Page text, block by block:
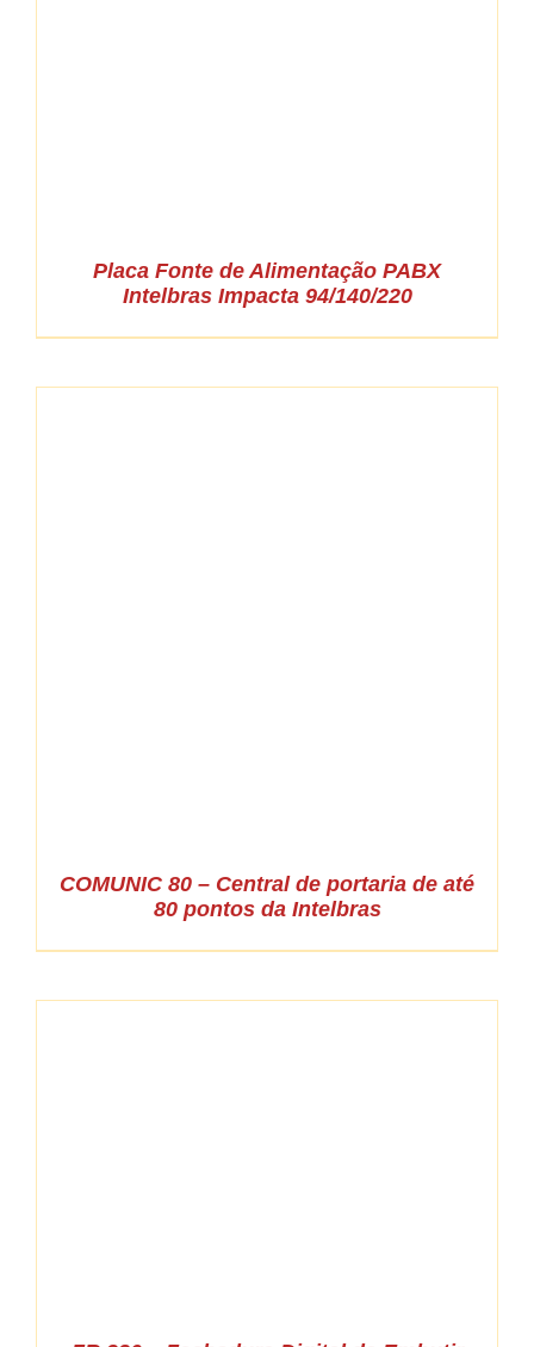
Placa Fonte de Alimentação PABX
Intelbras Impacta 94/140/220
COMUNIC 80 – Central de portaria de até
80 pontos da Intelbras